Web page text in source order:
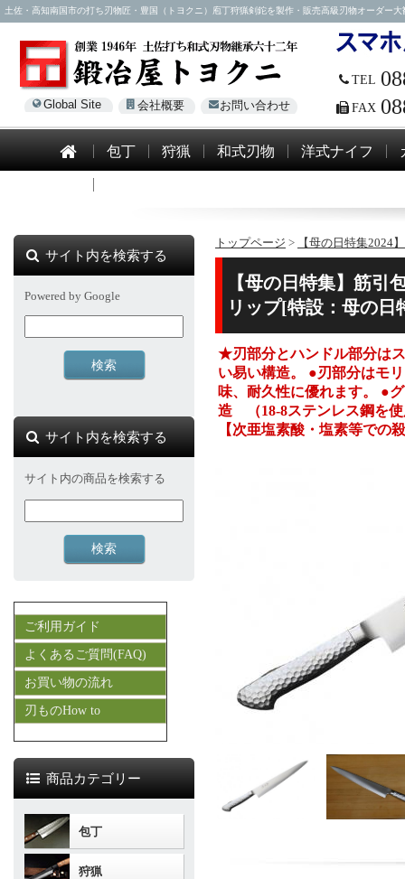
土佐・高知南国市の打ち刃物匠・豊国（トヨクニ）庖丁狩猟剣鉈を製作・販売高級刃物オーダー
Global Site 会社概要 お問い合わせ
TEL
FAX
包丁 狩猟 和式刃物 洋式ナイフ
トップページ > 【母の日特集2024】
【母の日特集】筋引
リップ[特設：母の日
★刃部分とハンドル部分は
い易い構造。 ●刃部分はモ
味、耐久性に優れます。 ●
造 （18-8ステンレス鋼を
【次亜塩素酸・塩素等での
サイト内を検索する
Powered by Google
サイト内を検索する
サイト内の商品を検索する
ご利用ガイド
よくあるご質問(FAQ)
お買い物の流れ
刃ものHow to
商品カテゴリー
包丁
狩猟